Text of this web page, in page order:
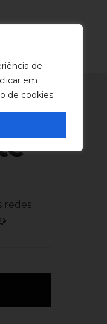
de
em
de cookies.
redes